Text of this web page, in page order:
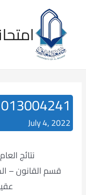
July 4, 2022
نتائج العام
قسم القانون –